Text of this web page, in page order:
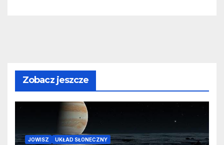
Zobacz jeszcze
JOWISZ UKŁAD SŁONECZNY